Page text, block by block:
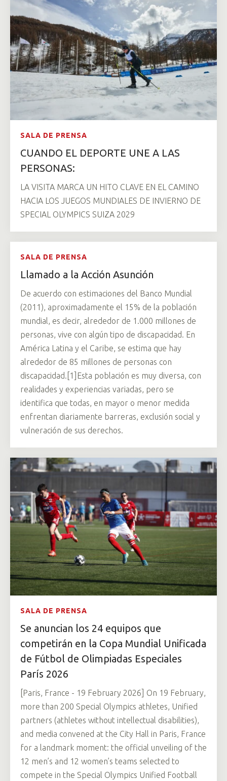
SALA DE PRENSA
CUANDO EL DEPORTE UNE A LAS
PERSONAS:
LA VISITA MARCA UN HITO CLAVE EN EL CAMINO
HACIA LOS JUEGOS MUNDIALES DE INVIERNO DE
SPECIAL OLYMPICS SUIZA 2029
SALA DE PRENSA
Llamado a la Acción Asunción
De acuerdo con estimaciones del Banco Mundial
(2011), aproximadamente el 15% de la población
mundial, es decir, alrededor de 1.000 millones de
personas, vive con algún tipo de discapacidad. En
América Latina y el Caribe, se estima que hay
alrededor de 85 millones de personas con
discapacidad.[1]Esta población es muy diversa, con
realidades y experiencias variadas, pero se
identifica que todas, en mayor o menor medida
enfrentan diariamente barreras, exclusión social y
vulneración de sus derechos.
SALA DE PRENSA
Se anuncian los 24 equipos que
competirán en la Copa Mundial Unificada
de Fútbol de Olimpiadas Especiales
París 2026
[Paris, France - 19 February 2026] On 19 February,
more than 200 Special Olympics athletes, Unified
partners (athletes without intellectual disabilities),
and media convened at the City Hall in Paris, France
for a landmark moment: the official unveiling of the
12 men’s and 12 women’s teams selected to
compete in the Special Olympics Unified Football